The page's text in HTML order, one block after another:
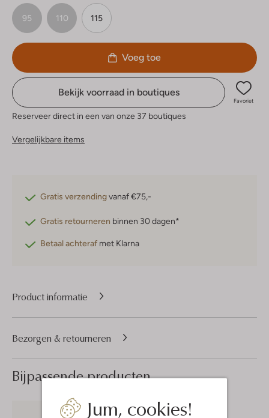
Jum, cookies!
95 110 115
Voeg toe
Bekijk voorraad in boutiques
Favoriet
Reserveer direct in een van onze 37 boutiques
Vergelijkbare items
Gratis verzendingvanaf €75,-
Gratis retourneren binnen 30 dagen*
Betaal achteraf met Klarna
Product informatie
Bezorgen & retourneren
Bijpassende producten